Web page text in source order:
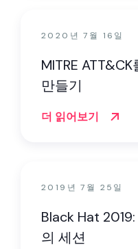
2020년 7월 16일
MITRE
만들기
더 읽어보기
2019년 7월 25일
Black Hat
의 세션